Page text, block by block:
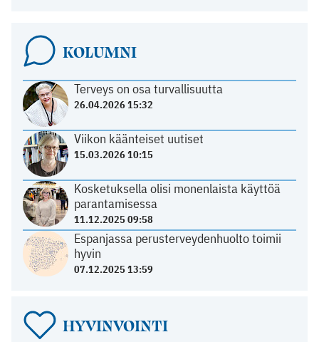
KOLUMNI
Terveys on osa turvallisuutta
26.04.2026 15:32
Viikon käänteiset uutiset
15.03.2026 10:15
Kosketuksella olisi monenlaista käyttöä
parantamisessa
11.12.2025 09:58
Espanjassa perusterveydenhuolto toimii
hyvin
07.12.2025 13:59
HYVINVOINTI